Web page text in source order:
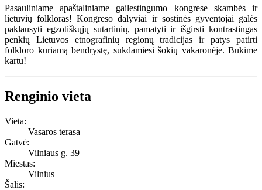
Pasauliniame apaštaliniame gailestingumo kongrese skambės ir
lietuvių folkloras! Kongreso dalyviai ir sostinės gyventojai galės
paklausyti egzotiškųjų sutartinių, pamatyti ir išgirsti kontrastingas
penkių Lietuvos etnografinių regionų tradicijas ir patys patirti
folkloro kuriamą bendrystę, sukdamiesi šokių vakaronėje. Būkime
kartu!
Renginio vieta
Vieta:
Vasaros terasa
Gatvė:
Vilniaus g. 39
Miestas:
Vilnius
Šalis: